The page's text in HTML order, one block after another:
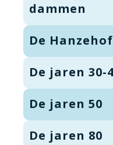
dammen
De Hanzehof
De jaren 30-
De jaren 50
De jaren 80